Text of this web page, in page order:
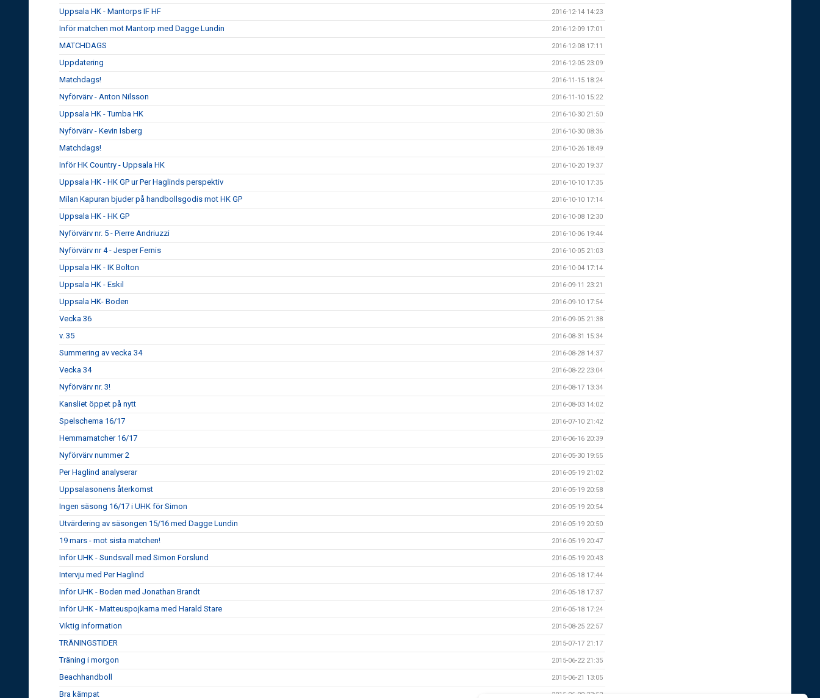
Uppsala HK - Mantorps IF HF 2016-12-14 14:23
Inför matchen mot Mantorp med Dagge Lundin 2016-12-09 17:01
MATCHDAGS 2016-12-08 17:11
Uppdatering 2016-12-05 23:09
Matchdags! 2016-11-15 18:24
Nyförvärv - Anton Nilsson 2016-11-10 15:22
Uppsala HK - Tumba HK 2016-10-30 21:50
Nyförvärv - Kevin Isberg 2016-10-30 08:36
Matchdags! 2016-10-26 18:49
Inför HK Country - Uppsala HK 2016-10-20 19:37
Uppsala HK - HK GP ur Per Haglinds perspektiv 2016-10-10 17:35
Milan Kapuran bjuder på handbollsgodis mot HK GP 2016-10-10 17:14
Uppsala HK - HK GP 2016-10-08 12:30
Nyförvärv nr. 5 - Pierre Andriuzzi 2016-10-06 19:44
Nyförvärv nr 4 - Jesper Fernis 2016-10-05 21:03
Uppsala HK - IK Bolton 2016-10-04 17:14
Uppsala HK - Eskil 2016-09-11 23:21
Uppsala HK- Boden 2016-09-10 17:54
Vecka 36 2016-09-05 21:38
v. 35 2016-08-31 15:34
Summering av vecka 34 2016-08-28 14:37
Vecka 34 2016-08-22 23:04
Nyförvärv nr. 3! 2016-08-17 13:34
Kansliet öppet på nytt 2016-08-03 14:02
Spelschema 16/17 2016-07-10 21:42
Hemmamatcher 16/17 2016-06-16 20:39
Nyförvärv nummer 2 2016-05-30 19:55
Per Haglind analyserar 2016-05-19 21:02
Uppsalasonens återkomst 2016-05-19 20:58
Ingen säsong 16/17 i UHK för Simon 2016-05-19 20:54
Utvärdering av säsongen 15/16 med Dagge Lundin 2016-05-19 20:50
19 mars - mot sista matchen! 2016-05-19 20:47
Inför UHK - Sundsvall med Simon Forslund 2016-05-19 20:43
Intervju med Per Haglind 2016-05-18 17:44
Inför UHK - Boden med Jonathan Brandt 2016-05-18 17:37
Inför UHK - Matteuspojkarna med Harald Stare 2016-05-18 17:24
Viktig information 2015-08-25 22:57
TRÄNINGSTIDER 2015-07-17 21:17
Träning i morgon 2015-06-22 21:35
Beachhandboll 2015-06-21 13:05
Bra kämpat 2015-06-09 23:52